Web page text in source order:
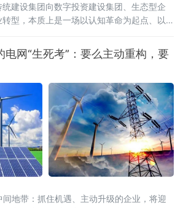
统建设集团向数字投资建设集团、生态型企
转型，本质上是一场以认知革命为起点、以
的系统性重构。这场变革，将彻底告别“卖图
、卖工程、卖劳务”的低端价值创造模式，全
、卖应用场景、卖全生命周期价值创造能
”的高端生态模式。我们以逻辑学明确本体、
辩证法
电网“生死考”：要么主动重构，要
地带：抓住机遇、主动升级的企业，将迎